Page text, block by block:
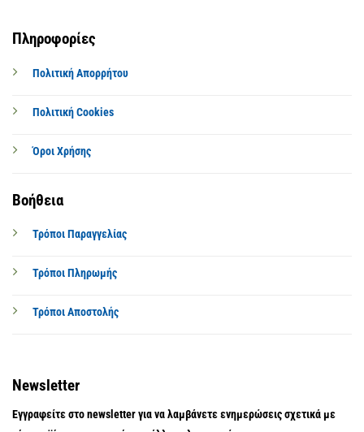
Πληροφορίες
Πολιτική Απορρήτου
Πολιτική Cookies
Όροι Χρήσης
Βοήθεια
Τρόποι Παραγγελίας
Τρόποι Πληρωμής
Τρόποι Αποστολής
Newsletter
Εγγραφείτε στο newsletter για να λαμβάνετε ενημερώσεις σχετικά με